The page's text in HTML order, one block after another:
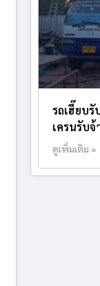
รถเฮี๊ยบรั
เครนรับจ้
ดูเพิ่มเติม »